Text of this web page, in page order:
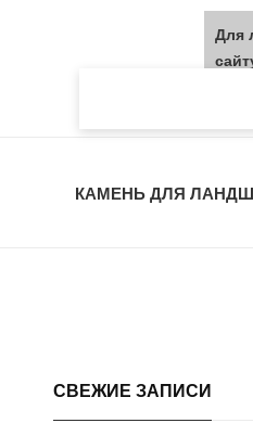
КАМЕНЬ ДЛЯ
СВЕЖИЕ ЗАПИСИ
Для